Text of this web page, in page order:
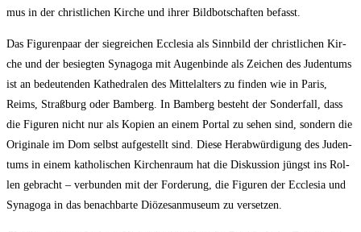
mus in der christ­li­chen Kir­che und ihrer Bild­bot­schaf­ten befasst.
Das Figu­ren­paar der sieg­rei­chen Eccle­sia als Sinn­bild der christ­li­chen Kir­
che und der besieg­ten Syn­ago­ga mit Augen­bin­de als Zei­chen des Juden­tums
ist an bedeu­ten­den Kathe­dra­len des Mit­tel­al­ters zu fin­den wie in Paris,
Reims, Straß­burg oder Bam­berg. In Bam­berg besteht der Son­der­fall, dass
die Figu­ren nicht nur als Kopien an einem Por­tal zu sehen sind, son­dern die
Ori­gi­na­le im Dom selbst auf­ge­stellt sind. Die­se Her­ab­wür­di­gung des Juden­
tums in einem katho­li­schen Kir­chen­raum hat die Dis­kus­si­on jüngst ins Rol­
len gebracht – ver­bun­den mit der For­de­rung, die Figu­ren der Eccle­sia und
Syn­ago­ga in das benach­bar­te Diö­ze­san­mu­se­um zu versetzen.